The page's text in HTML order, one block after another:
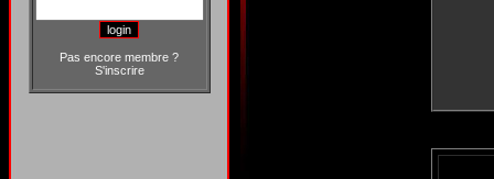
Pas encore membre ?
S'inscrire